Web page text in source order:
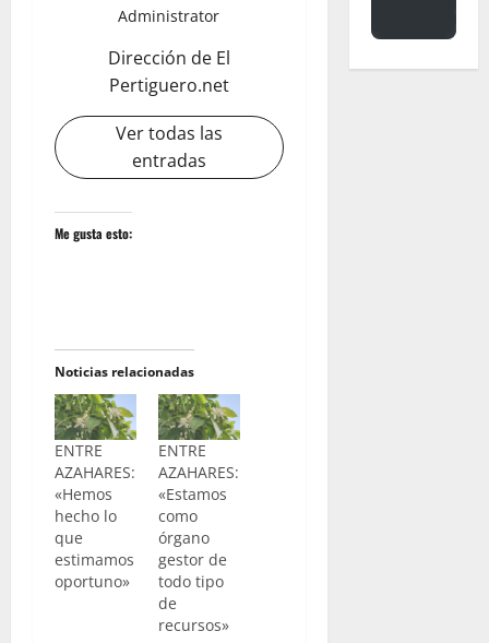
Administrator
Dirección de El
Pertiguero.net
Ver todas las
entradas
Me gusta esto:
Noticias relacionadas
ENTRE
AZAHARES:
«Hemos
hecho lo
que
estimamos
oportuno»
ENTRE
AZAHARES:
«Estamos
como
órgano
gestor de
todo tipo
de
recursos»